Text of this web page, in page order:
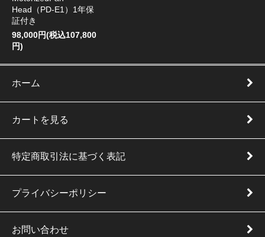
Head（PD-E1）1年保
証付き
98,000円(税込107,800
円)
ホーム
カートを見る
特定商取引法に基づく表記
プライバシーポリシー
お問い合わせ